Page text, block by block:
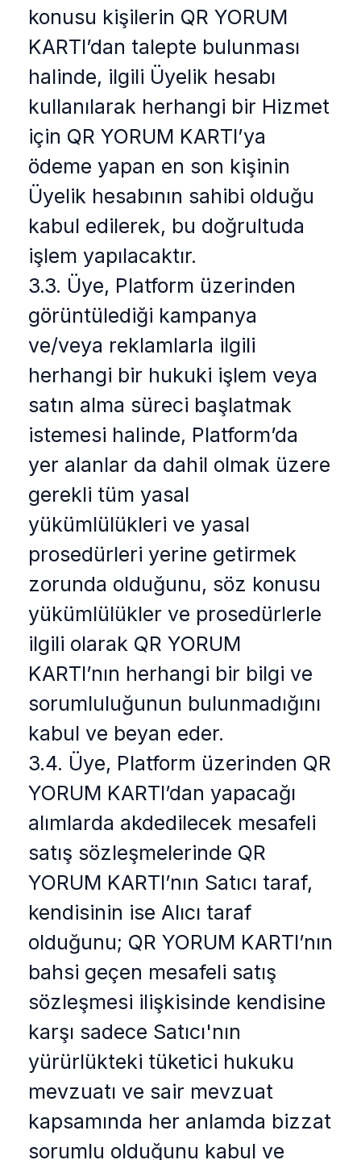
konusu kişilerin QR YORUM
KARTI’dan talepte bulunması
halinde, ilgili Üyelik hesabı
kullanılarak herhangi bir Hizmet
için QR YORUM KARTI’ya
ödeme yapan en son kişinin
Üyelik hesabının sahibi olduğu
kabul edilerek, bu doğrultuda
işlem yapılacaktır.
3.3. Üye, Platform üzerinden
görüntülediği kampanya
ve/veya reklamlarla ilgili
herhangi bir hukuki işlem veya
satın alma süreci başlatmak
istemesi halinde, Platform’da
yer alanlar da dahil olmak üzere
gerekli tüm yasal
yükümlülükleri ve yasal
prosedürleri yerine getirmek
zorunda olduğunu, söz konusu
yükümlülükler ve prosedürlerle
ilgili olarak QR YORUM
KARTI’nın herhangi bir bilgi ve
sorumluluğunun bulunmadığını
kabul ve beyan eder.
3.4. Üye, Platform üzerinden QR
YORUM KARTI’dan yapacağı
alımlarda akdedilecek mesafeli
satış sözleşmelerinde QR
YORUM KARTI’nın Satıcı taraf,
kendisinin ise Alıcı taraf
olduğunu; QR YORUM KARTI’nın
bahsi geçen mesafeli satış
sözleşmesi ilişkisinde kendisine
karşı sadece Satıcı'nın
yürürlükteki tüketici hukuku
mevzuatı ve sair mevzuat
kapsamında her anlamda bizzat
sorumlu olduğunu kabul ve